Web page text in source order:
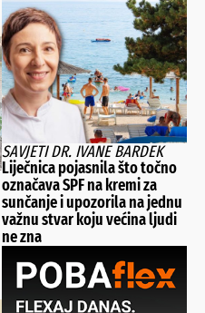
SAVJETI DR. IVANE BARDEK
Liječnica pojasnila što točno
označava SPF na kremi za
sunčanje i upozorila na jednu
važnu stvar koju većina ljudi
ne zna